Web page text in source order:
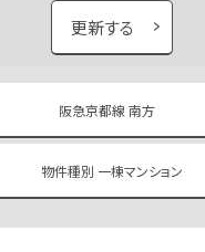
更新する
阪急京都線 南方
物件種別 一棟マンション